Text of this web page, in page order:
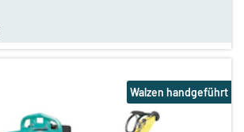
Walzen handgeführt